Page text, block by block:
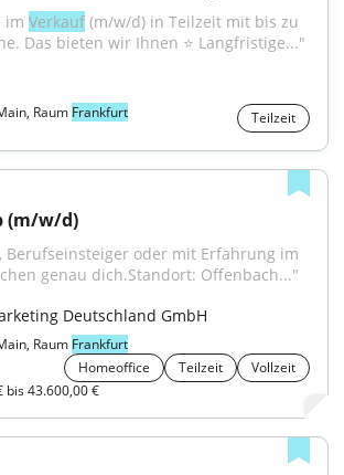
im Verkauf (m/w/d) in Teilzeit mit bis zu
Das bieten wir Ihnen ⭐ Langfristige..."
Raum Frankfurt Teilzeit
(m/w/d)
genau dich.Standort: Offenbach..."
Deutschland GmbH
Raum Frankfurt
Homeoffice
Teilzeit
Vollzeit
bis 43.600,00 €